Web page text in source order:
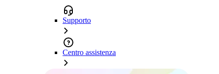
Supporto
Centro assistenza